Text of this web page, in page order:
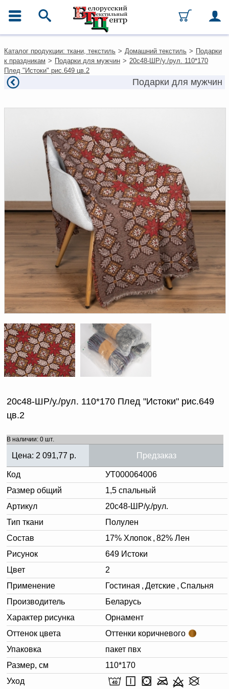
Каталог
Ткани
Домашний текстиль
Одежда
Текстиль для ресторанов и
Текстильная галантерея и
фурнитура
Условия работы
Оплата и доставка
Как оформить заказ
Как нас найти
Написать нам
Доверенность на
получение груза
Документы по работе с
персональными данными
Письмо руководителю
Новости | Статьи
Каталог продукции: ткани, текстиль > Домашний текстиль > Подарки
к праздникам > Подарки для мужчин > 20с48-ШР/у./рул. 110*170
Плед "Истоки" рис.649 цв.2
Подарки для мужчин
20с48-ШР/у./рул. 110*170 Плед "Истоки" рис.649
цв.2
В наличии: 0 шт.
Цена: 2 091,77 р. Предзаказ
Код
УТ000064006
Размер общий
1,5 спальный
Артикул
20с48-ШР/у./рул.
Тип ткани
Полулен
Состав
17% Хлопок , 82% Лен
Рисунок
649 Истоки
Цвет
2
Применение
Гостиная , Детские , Спальня
Производитель
Беларусь
Характер рисунка
Орнамент
Оттенок цвета
Оттенки коричневого
Упаковка
пакет пвх
Размер, см
110*170
Уход
Добавить
в